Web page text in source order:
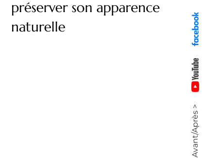
préserver son apparence
naturelle
Avant/Après >